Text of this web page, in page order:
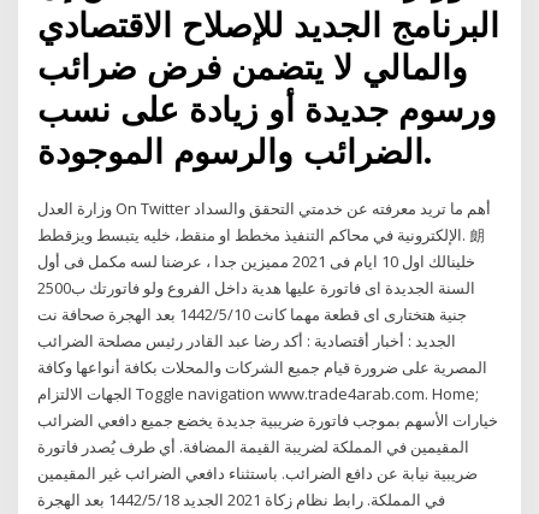
البرنامج الجديد للإصلاح الاقتصادي
والمالي لا يتضمن فرض ضرائب
ورسوم جديدة أو زيادة على نسب
الضرائب والرسوم الموجودة.
وزارة العدل On Twitter أهم ما تريد معرفته عن خدمتي التحقق والسداد
الإلكترونية في محاكم التنفيذ مخطط او منقط، خليه يتبسط ويزقطط. 朗
خلينالك اول 10 ايام فى 2021 مميزين جدا ، عرضنا لسه مكمل فى أول
السنة الجديدة اى فاتورة عليها هدية داخل الفروع ولو فاتورتك ب2500
جنية هتختارى اى قطعة مهما كانت 10‏‏/5‏‏/1442 بعد الهجرة صحافة نت
الجديد : أخبار أقتصادية : أكد رضا عبد القادر رئيس مصلحة الضرائب
المصرية على ضرورة قيام جميع الشركات والمحلات بكافة أنواعها وكافة
الجهات الالتزام Toggle navigation www.trade4arab.com. Home;
خيارات الأسهم بموجب فاتورة ضريبية جديدة يخضع جميع دافعي الضرائب
المقيمين في المملكة لضريبة القيمة المضافة. أي طرف يُصدر فاتورة
ضريبية نيابة عن دافع الضرائب. باستثناء دافعي الضرائب غير المقيمين
في المملكة. رابط نظام زكاة 2021 الجديد 18‏‏/5‏‏/1442 بعد الهجرة